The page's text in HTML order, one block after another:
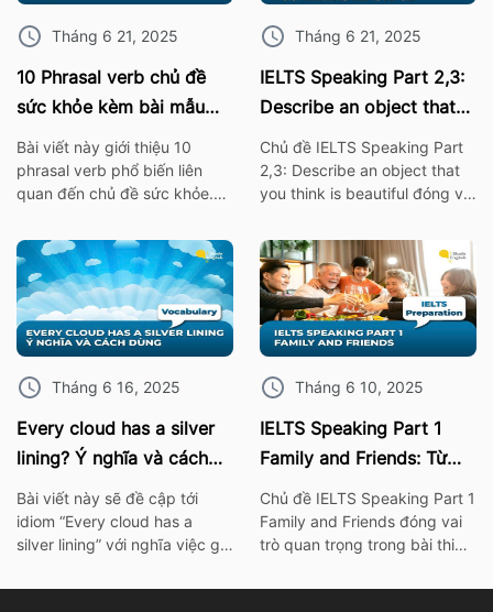
Tháng 6 21, 2025
10 Phrasal verb chủ đề
sức khỏe kèm bài mẫu
IELTS Speaking
Bài viết này giới thiệu 10
phrasal verb phổ biến liên
quan đến chủ đề sức khỏe.
giúp bạn mở rộng vốn từ
vựng mà còn rất hữu ích khi
áp dụng trong bài thi nói
IELTS Speaking. I. 10 Phrasal
verb chủ đề sức khỏe Burn
out – […]
Tháng 6 21, 2025
IELTS Speaking Part 2,3:
Describe an object that
you think is beautiful
Chủ đề IELTS Speaking Part
2,3: Describe an object that
you think is beautiful đóng vai
IELTS. Vì thế hãy cùng ISE tìm
hiểu các từ vựng thông dụng
nhất, cùng với bài mẫu về chủ
đề này nhé! 1. Bài mẫu IELTS
Speaking Part 2: Describe an
object […]
Tháng 6 16, 2025
Every cloud has a silver
lining? Ý nghĩa và cách
dùng chính xác nhất
Bài viết này sẽ đề cập tới
idiom “Every cloud has a
silver lining” với nghĩa việc gì
có thể mà làm điều gì đó. Để
Tháng 6 10, 2025
IELTS Speaking Part 1
Family and Friends: Từ
vựng kèm bài mẫu chi tiết
Chủ đề IELTS Speaking Part 1
Family and Friends đóng vai
trò quan trọng trong bài thi
hiểu các từ vựng thông dụng